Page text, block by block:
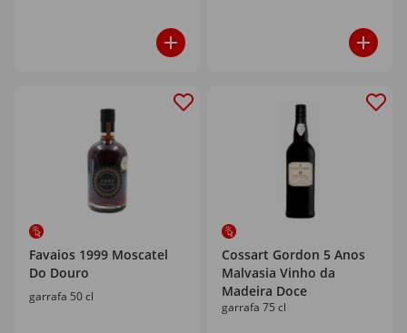
Favaios 1999 Moscatel
Do Douro
garrafa 50 cl
Cossart Gordon 5 Anos
Malvasia Vinho da
Madeira Doce
garrafa 75 cl